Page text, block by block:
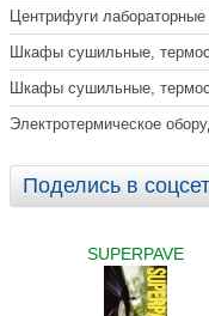
Центрифуги лабораторные
Шкафы сушильные,
Шкафы сушильные,
Электротермическое
Поделись в
SUPERPAVE